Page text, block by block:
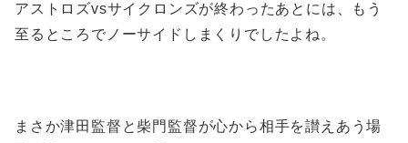
アストロズvsサイクロンズが終わったあとには、もう
至るところでノーサイドしまくりでしたよね。
まさか津田監督と柴門監督が心から相手を讃えあう場